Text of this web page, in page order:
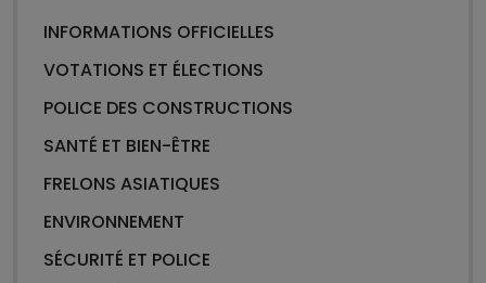
INFORMATIONS OFFICIELLES
VOTATIONS ET ÉLECTIONS
POLICE DES CONSTRUCTIONS
SANTÉ ET BIEN-ÊTRE
FRELONS ASIATIQUES
ENVIRONNEMENT
SÉCURITÉ ET POLICE